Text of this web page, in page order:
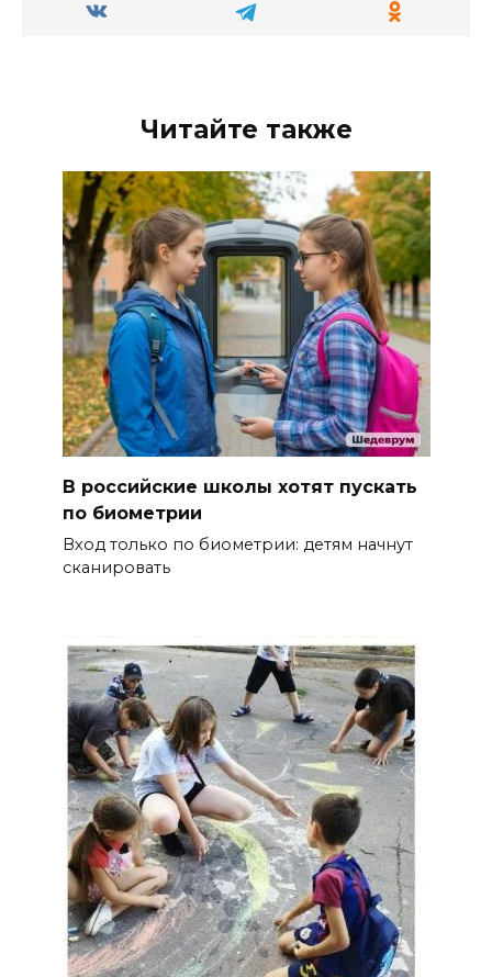
Читайте также
В российские школы хотят пускать
по биометрии
Вход только по биометрии: детям начнут
сканировать